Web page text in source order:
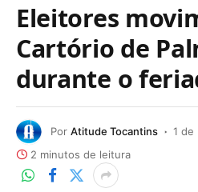
Eleitores
Cartório de
durante o
Por Atitude Tocantins
1 de
2 minutos de leitura